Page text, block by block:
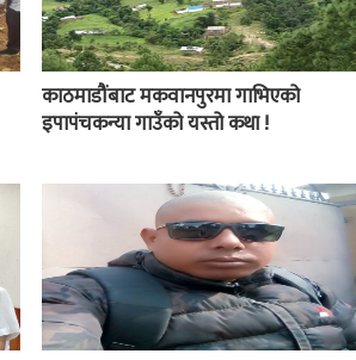
काठमाडौंबाट मकवानपुरमा गाभिएको
इपापंचकन्या गाउँको यस्तो कथा !